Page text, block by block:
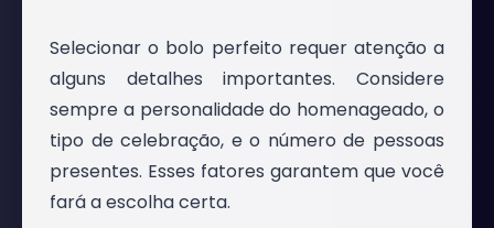
Selecionar o bolo perfeito requer atenção a
alguns detalhes importantes. Considere
sempre a personalidade do homenageado, o
tipo de celebração, e o número de pessoas
presentes. Esses fatores garantem que você
fará a escolha certa.